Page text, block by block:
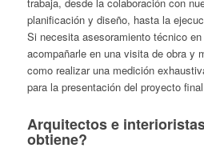
planificación y diseño, hasta la
Si necesita asesoramiento técnico
acompañarle en una visita de obra y
como realizar una medición
para la presentación del proyecto
Arquitectos e
obtiene?